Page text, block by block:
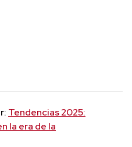
Tendencias 2025:
la era de la